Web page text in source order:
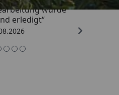
wurde
erledigt“